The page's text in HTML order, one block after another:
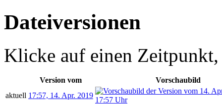
Dateiversionen
Klicke auf einen Zeitpunkt,
Version vom
Vorschaubild
aktuell 17:57, 14. Apr. 2019